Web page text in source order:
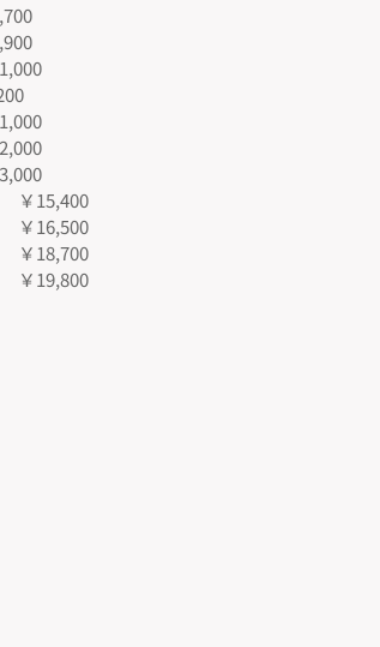
13,200
13,000
￥15,400
￥16,500
￥18,700
19,800